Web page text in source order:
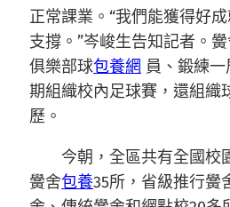
正常課業。“我們能獲得好
支撐。”岑峻生告知記者。
俱樂部球包養網 員、鍛練
期組織校內足球賽，還組織
歷。
今朝，全區共有全國校
黌舍包養35所，省級推行黌